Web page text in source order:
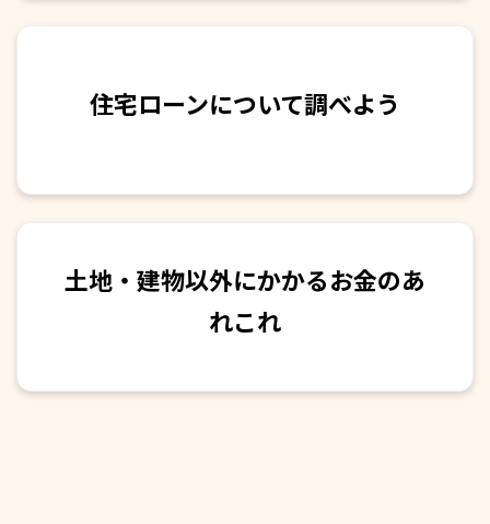
住宅ローンについて調べよう
土地・建物以外にかかるお金のあ
れこれ